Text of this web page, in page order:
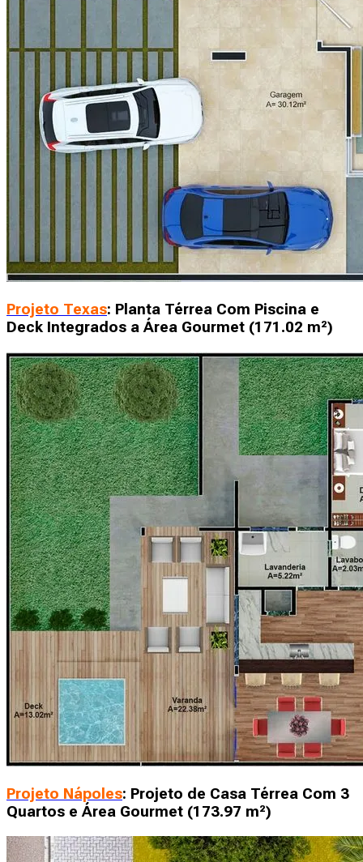
Projeto Texas: Planta Térrea Com Piscina e
Deck Integrados a Área Gourmet (171.02 m²)
Projeto Nápoles: Projeto de Casa Térrea Com 3
Quartos e Área Gourmet (173.97 m²)